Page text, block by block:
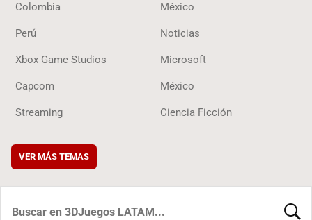
Colombia México
Perú Noticias
Xbox Game Studios Microsoft
Capcom México
Streaming Ciencia Ficción
VER MÁS TEMAS